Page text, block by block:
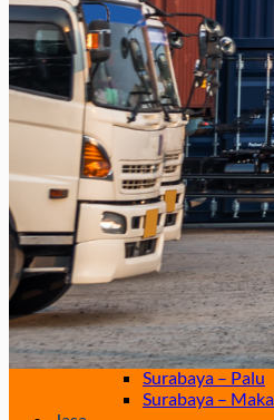
Samarinda
Samarinda –
Samarinda –
Surabaya
Surabaya –
Surabaya –
Surabaya –
Surabaya –
Surabaya –
Surabaya –
Surabaya –
Surabaya –
Surabaya –
Surabaya –
Surabaya –
Surabaya –
Surabaya –
Surabaya – Palu
Surabaya –